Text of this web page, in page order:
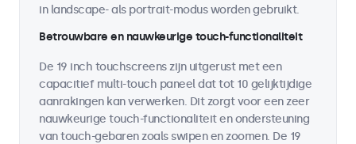
in landscape- als portrait-modus worden gebruikt.
Betrouwbare en nauwkeurige touch-functionaliteit
De 19 inch touchscreens zijn uitgerust met een
capacitief multi-touch paneel dat tot 10 gelijktijdige
aanrakingen kan verwerken. Dit zorgt voor een zeer
nauwkeurige touch-functionaliteit en ondersteuning
van touch-gebaren zoals swipen en zoomen. De 19